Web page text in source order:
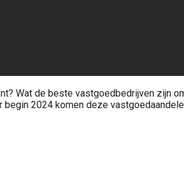
Wat de beste vastgoedbedrijven zijn
2024 komen deze